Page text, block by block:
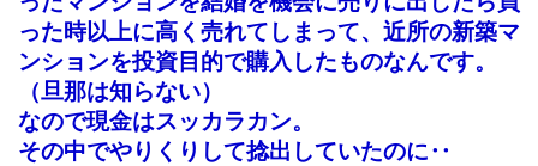
った時以上に高く売れてしまって、近所の新築マ
ンションを投資目的で購入したものなんです。
（旦那は知らない）
なので現金はスッカラカン。
その中でやりくりして捻出していたのに‥